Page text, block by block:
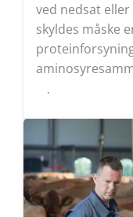
ved nedsat
skyldes måske
Læs